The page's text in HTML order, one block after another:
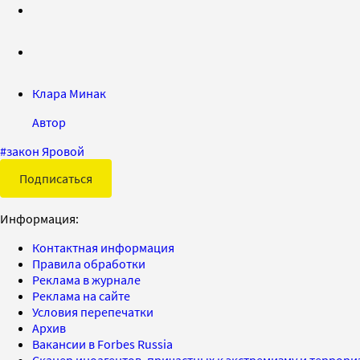
Клара Минак
Автор
#закон Яровой
Подписаться
Информация:
Контактная информация
Правила обработки
Реклама в журнале
Реклама на сайте
Условия перепечатки
Архив
Вакансии в Forbes Russia